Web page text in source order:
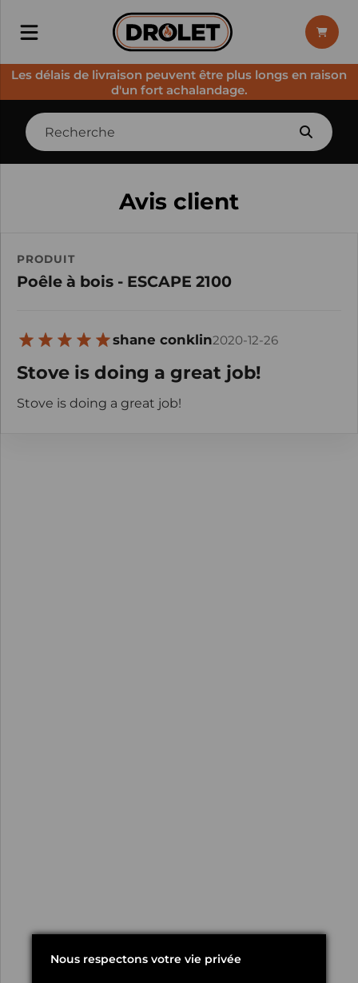
Les délais de livraison peuvent être plus longs en raison
d'un fort achalandage.
Avis client
PRODUIT
Poêle à bois - ESCAPE 2100
shane conklin2020-12-26
Stove is doing a great job!
Stove is doing a great job!
Nous respectons votre vie privée